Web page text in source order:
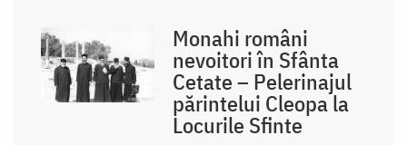
Monahi români
nevoitori în Sfânta
Cetate – Pelerinajul
părintelui Cleopa la
Locurile Sfinte